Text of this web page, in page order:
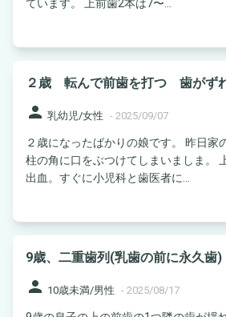
ています。 上前歯2本は7〜...
２歳 転んで前歯を打つ 歯がず
person 乳幼児/女性 - 2025/09/07
２歳になったばかりの娘です。 昨日家
柱の角に口をぶつけてしまいましま。
出血。すぐに小児科と歯医者に...
9歳、二重歯列(乳歯の前に永久歯)
person 10歳未満/男性 - 2025/08/17